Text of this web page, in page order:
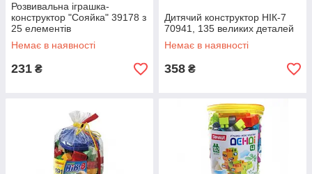
Розвивальна іграшка-
конструктор "Сояйка" 39178 з
25 елементів
Немає в наявності
231 ₴
Дитячий конструктор НІК-7
70941, 135 великих деталей
Немає в наявності
358 ₴